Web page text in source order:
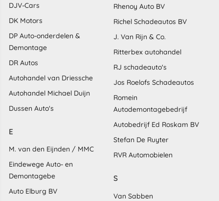
DJV-Cars
DK Motors
DP Auto-onderdelen &
Demontage
DR Autos
Autohandel van Driessche
Autohandel Michael Duijn
Dussen Auto's
E
M. van den Eijnden / MMC
Eindewege Auto- en
Demontagebe
Auto Elburg BV
Rhenoy Auto BV
Richel Schadeautos BV
J. Van Rijn & Co.
Ritterbex autohandel
RJ schadeauto's
Jos Roelofs Schadeautos
Romein
Autodemontagebedrijf
Autobedrijf Ed Roskam BV
Stefan De Ruyter
RVR Automobielen
S
Van Sabben